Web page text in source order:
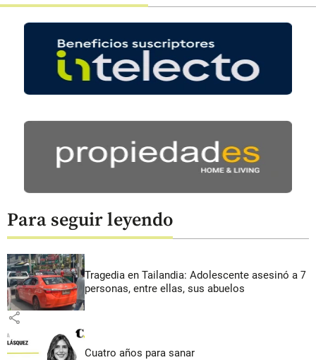
Para seguir leyendo
Tragedia en Tailandia: Adolescente asesinó a 7
personas, entre ellas, sus abuelos
share
Cuatro años para sanar